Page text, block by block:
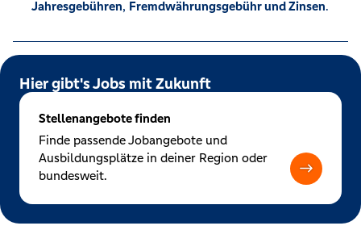
Jahresgebühren, Fremdwährungsgebühr und Zinsen.
Hier gibt's Jobs mit Zukunft
Stellenangebote finden
Finde passende Jobangebote und
Ausbildungsplätze in deiner Region oder
bundesweit.